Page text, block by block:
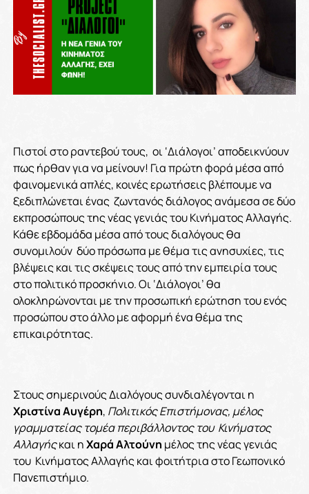
Πιστοί στο ραντεβού τους, οι ‘Διάλογοι’ αποδεικνύουν
πως ήρθαν για να μείνουν! Για πρώτη φορά μέσα από
φαινομενικά απλές, κοινές ερωτήσεις βλέπουμε να
ξεδιπλώνεται ένας ζωντανός διάλογος ανάμεσα σε δύο
εκπροσώπους της νέας γενιάς του Κινήματος Αλλαγής.
Κάθε εβδομάδα μέσα από τους διαλόγους θα
συνομιλούν δύο πρόσωπα με θέμα τις ανησυχίες, τις
βλέψεις και τις σκέψεις τους από την εμπειρία τους
στο πολιτικό προσκήνιο. Οι ‘Διάλογοι’ θα
ολοκληρώνονται με την προσωπική ερώτηση του ενός
προσώπου στο άλλο με αφορμή ένα θέμα της
επικαιρότητας.
Στους σημερινούς Διαλόγους συνδιαλέγονται η
Χριστίνα Αυγέρη, Πολιτικός Επιστήμονας, μέλος
γραμματείας τομέα περιβάλλοντος του Κινήματος
Αλλαγήςκαι ηΧαρά Αλτούνη μέλος της νέας γενιάς
του Κινήματος Αλλαγής και φοιτήτρια στο Γεωπονικό
Πανεπιστήμιο.